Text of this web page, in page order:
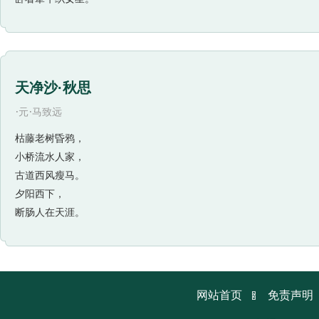
天净沙·秋思
·元·马致远
枯藤老树昏鸦，
小桥流水人家，
古道西风瘦马。
夕阳西下，
断肠人在天涯。
网站首页  免责声明